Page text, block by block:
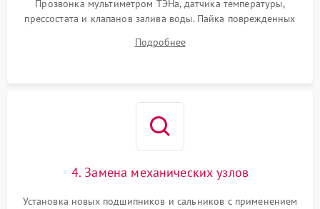
Прозвонка мультиметром ТЭНа, датчика температуры,
прессостата и клапанов залива воды. Пайка поврежденных
Восстановление целостности проводки и контактов.
Подробнее
4. Замена механических узлов
Установка новых подшипников и сальников с применением